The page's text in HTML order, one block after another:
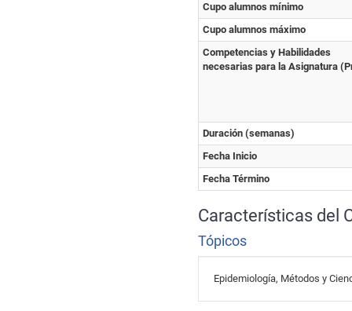
Cupo alumnos mínimo
Cupo alumnos máximo
Competencias y Habilidades
necesarias para la Asignatura
Duración (semanas)
Fecha Inicio
Fecha Término
Características del
Tópicos
Epidemiología, Métodos y